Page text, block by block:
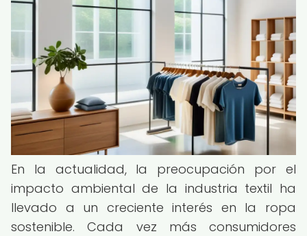
En la actualidad, la preocupación por el
impacto ambiental de la industria textil ha
llevado a un creciente interés en la ropa
sostenible. Cada vez más consumidores